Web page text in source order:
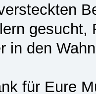
gesucht,
in den
für Eure